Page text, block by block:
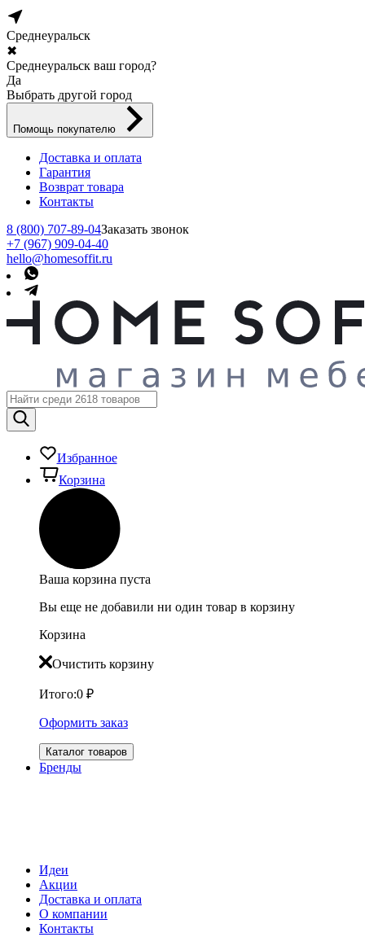
Среднеуральск
✖
Среднеуральск ваш город?
Да
Выбрать другой город
Помощь покупателю
Доставка и оплата
Гарантия
Возврат товара
Контакты
8 (800) 707-89-04Заказать звонок
+7 (967) 909-04-40
hello@homesoffit.ru
Избранное
Корзина
Ваша корзина пуста
Вы еще не добавили ни один товар в корзину
Корзина
Очистить корзину
Итого:0 ₽
Оформить заказ
Каталог товаров
Бренды
Идеи
Акции
Доставка и оплата
О компании
Контакты